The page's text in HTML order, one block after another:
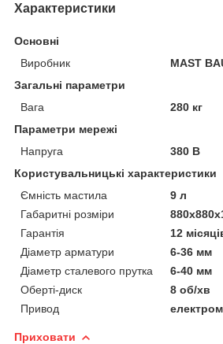
Характеристики
Основні
Виробник
MAST
Загальні параметри
Вага
280 кг
Параметри мережі
Напруга
380 В
Користувальницькі характеристики
Ємність мастила
9 л
Габаритні розміри
Гарантія
12
Діаметр арматури
6-36 мм
Діаметр сталевого прутка
6-40 мм
Оберті-диск
8 об/хв
Привод
Приховати